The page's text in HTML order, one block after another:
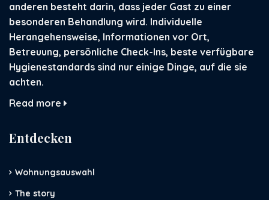
anderen besteht darin, dass jeder Gast zu einer
besonderen Behandlung wird. Individuelle
Herangehensweise, Informationen vor Ort,
Betreuung, persönliche Check-Ins, beste verfügbare
Hygienestandards sind nur einige Dinge, auf die sie
achten.
Read more
Entdecken
Wohnungsauswahl
The story